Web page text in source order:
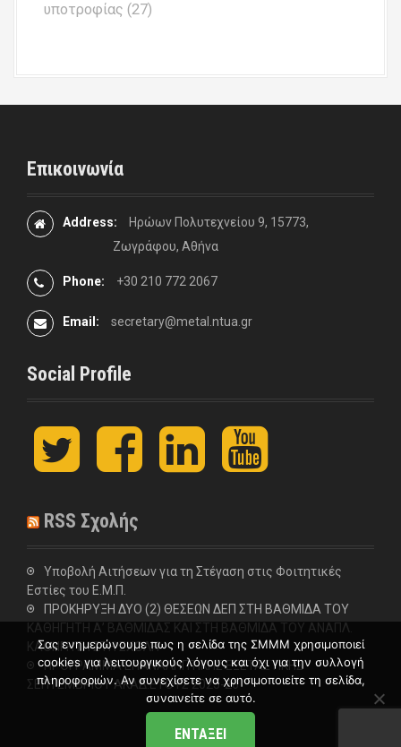
υποτροφίας (27)
Επικοινωνία
Address:
Ηρώων Πολυτεχνείου 9, 15773,
Ζωγράφου, Αθήνα
Phone: +30 210 772 2067
Email: secretary@metal.ntua.gr
Social Profile
t
i
e
r
F
c
o
L
n
I
y
u
e
RSS Σχολής
Υποβολή Αιτήσεων για τη Στέγαση στις Φοιτητικές
Εστίες του Ε.Μ.Π.
ΠΡΟΚΗΡΥΞΗ ΔΥΟ (2) ΘΕΣΕΩΝ ΔΕΠ ΣΤΗ ΒΑΘΜΙΔΑ ΤΟΥ
ΚΑΘΗΓΗΤΗ Α’ ΒΑΘΜΙΔΑΣ ΚΑΙ ΣΤΗ ΒΑΘΜΙΔΑ ΤΟΥ ΑΝΑΠΛ.
ΚΑΘΗΓΗΤΗ ΣΤΗ ΣΧΟΛΗ
ΠΡΟΓΡΑΜΜΑ ΕΠΑΝΑΛΗΠΤΙΚΗΣ ΕΞΕΤΑΣΤΙΚΗΣ
ΣΕΠΤΕΜΒΡΙΟΥ ΑΚΑΔ.ΕΤΟΥΣ 2025-26
Σας ενημερώνουμε πως η σελίδα της ΣΜΜΜ χρησιμοποιεί
cookies για λειτουργικούς λόγους και όχι για την συλλογή
πληροφοριών. Αν συνεχίσετε να χρησιμοποιείτε τη σελίδα,
συναινείτε σε αυτό.
ΕΝΤΆΞΕΙ